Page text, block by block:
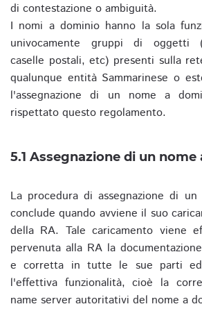
di contestazione o ambiguità.
I nomi a dominio hanno la sola
univocamente gruppi di oggetti
caselle postali, etc) presenti sulla
qualunque entità Sammarinese o
l'assegnazione di un nome a
rispettato questo regolamento.
5.1 Assegnazione di un
La procedura di assegnazione di
conclude quando avviene il suo
della RA. Tale caricamento viene
pervenuta alla RA la
e corretta in tutte le sue parti
l'effettiva funzionalità, cioè la
name server autoritativi del nome a